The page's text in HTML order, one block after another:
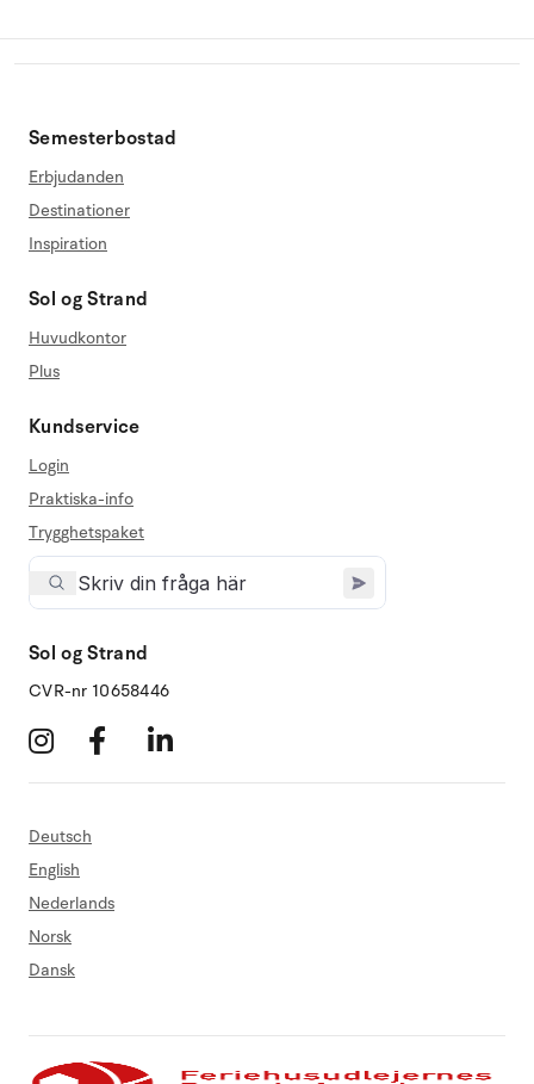
Semesterbostad
Erbjudanden
Destinationer
Inspiration
Sol og Strand
Huvudkontor
Plus
Kundservice
Login
Praktiska-info
Trygghetspaket
Sol og Strand
CVR-nr 10658446
Deutsch
English
Nederlands
Norsk
Dansk